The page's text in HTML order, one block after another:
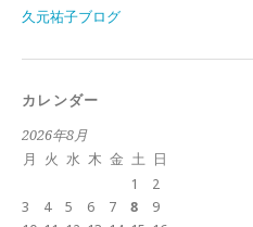
久元祐子ブログ
カレンダー
2026年8月
月
火 水 木 金 土
日
1
2
3
4 5 6 7 8
9